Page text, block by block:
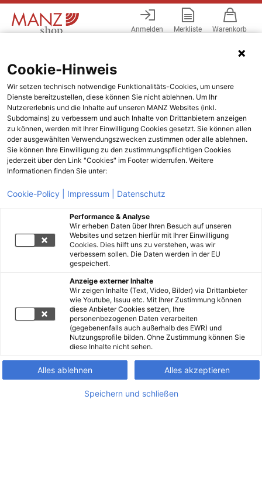
Anmelden Merkliste Warenkorb
Cookie-Hinweis
Wir setzen technisch notwendige Funktionalitäts-Cookies, um unsere
Dienste bereitzustellen, diese können Sie nicht ablehnen. Um Ihr
Nutzererlebnis und die Inhalte auf unseren MANZ Websites (inkl.
Subdomains) zu verbessern und auch Inhalte von Drittanbietern anzeigen
zu können, werden mit Ihrer Einwilligung Cookies gesetzt. Sie können allen
oder ausgewählten Verwendungszwecken zustimmen oder alle ablehnen.
Sie können Ihre Einwilligung zu den zustimmungspflichtigen Cookies
jederzeit über den Link "Cookies" im Footer widerrufen. Weitere
Informationen finden Sie unter:
Cookie-Policy | Impressum | Datenschutz
Performance & Analyse
Wir erheben Daten über Ihren Besuch auf unseren
Websites und setzen hierfür mit Ihrer Einwilligung
Cookies. Dies hilft uns zu verstehen, was wir
verbessern sollen. Die Daten werden in der EU
gespeichert.
Anzeige externer Inhalte
Wir zeigen Inhalte (Text, Video, Bilder) via Drittanbieter
wie Youtube, Issuu etc. Mit Ihrer Zustimmung können
diese Anbieter Cookies setzen, Ihre
personenbezogenen Daten verarbeiten
(gegebenenfalls auch außerhalb des EWR) und
Nutzungsprofile bilden. Ohne Zustimmung können Sie
diese Inhalte nicht sehen.
Alles ablehnen Alles akzeptieren
Speichern und schließen